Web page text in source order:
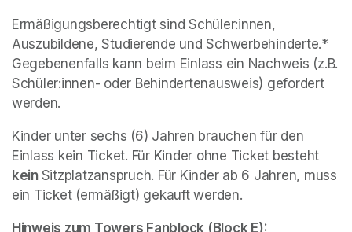
Ermäßigungsberechtigt sind Schüler:innen,
Auszubildene, Studierende und Schwerbehinderte.*
Gegebenenfalls kann beim Einlass ein Nachweis (z.B.
Schüler:innen- oder Behindertenausweis) gefordert
werden.
Kinder unter sechs (6) Jahren brauchen für den
kein Sitzplatzanspruch. Für Kinder ab 6 Jahren, muss
ein Ticket (ermäßigt) gekauft werden.